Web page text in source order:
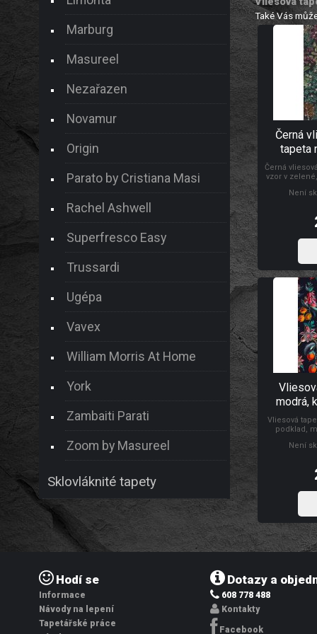
Také Vás
Černá
tapeta
Černá
vzor v
Není
modrá,
127917,
Vliesová
podklad,
ohledem
Není
Marburg
Masureel
Nezařazen
Novamur
Origin
Parato by Cristiana Masi
Rachel Ashwell
Superfresco Easy
Trussardi
Ugépa
Vavex
William Morris At Home
York
Zambaiti Parati
Zoom by Masureel
Sklovláknité tapety
Hodí se
Informace
Návody na lepení
Tapetářské práce
Dotazy a
608 778 488
Kontakty
Facebook